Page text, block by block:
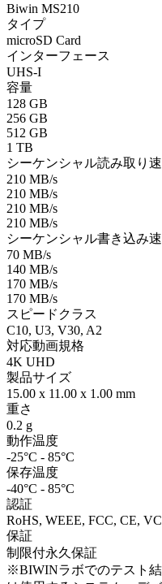
Biwin MS210
タイプ
microSD Card
インターフェース
UHS-I
容量
128 GB
256 GB
512 GB
1 TB
シーケンシャル読み取り速
210 MB/s
210 MB/s
210 MB/s
210 MB/s
シーケンシャル書き込み速
70 MB/s
140 MB/s
170 MB/s
170 MB/s
スピードクラス
C10, U3, V30, A2
対応動画規格
4K UHD
製品サイズ
15.00 x 11.00 x 1.00 mm
重さ
0.2 g
動作温度
-25°C - 85°C
保存温度
-40°C - 85°C
認証
RoHS, WEEE, FCC, CE,
保証
制限付永久保証
※BIWINラボでのテスト